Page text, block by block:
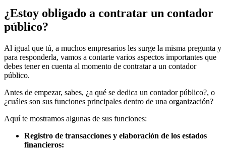
¿Estoy obligado a contratar un contador
público?
Al igual que tú, a muchos empresarios les surge la misma pregunta y
para responderla, vamos a contarte varios aspectos importantes que
debes tener en cuenta al momento de contratar a un contador
público.
Antes de empezar, sabes, ¿a qué se dedica un contador público?, o
¿cuáles son sus funciones principales dentro de una organización?
Aquí te mostramos algunas de sus funciones:
Registro de transacciones y elaboración de los estados
financieros: